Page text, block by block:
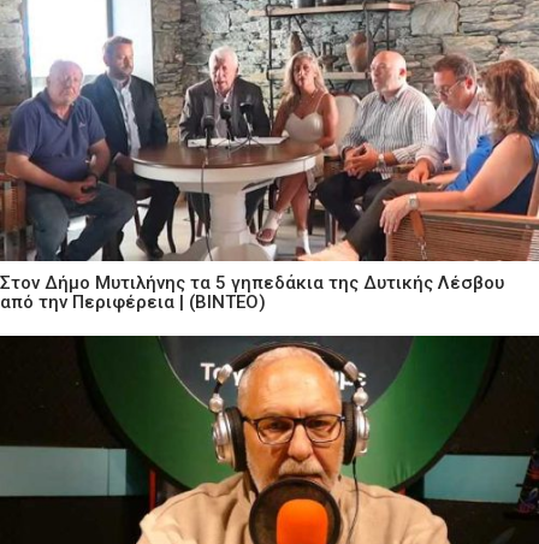
Στον Δήμο Μυτιλήνης τα 5 γηπεδάκια της Δυτικής Λέσβου
από την Περιφέρεια | (ΒΙΝΤΕΟ)